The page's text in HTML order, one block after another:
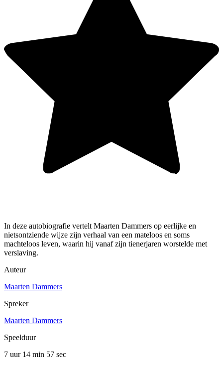
In deze autobiografie vertelt Maarten Dammers op eerlijke en
nietsontziende wijze zijn verhaal van een mateloos en soms
machteloos leven, waarin hij vanaf zijn tienerjaren worstelde met
verslaving.
Auteur
Maarten Dammers
Spreker
Maarten Dammers
Speelduur
7 uur 14 min 57 sec